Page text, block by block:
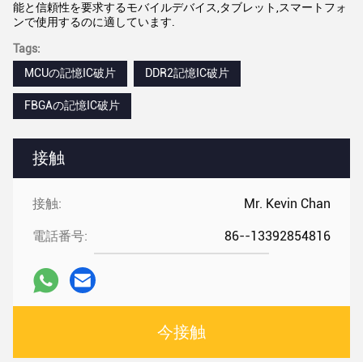
接触
接触: Mr. Kevin Chan
電話番号: 86--13392854816
今接触
能と信頼性を要求するモバイルデバイス,タブレット,スマートフォ
ンで使用するのに適しています.
Tags:
MCUの記憶IC破片
DDR2記憶IC破片
FBGAの記憶IC破片